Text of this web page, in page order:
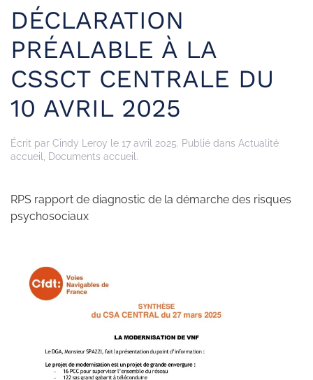
DÉCLARATION
PRÉALABLE À LA
CSSCT CENTRALE DU
10 AVRIL 2025
Écrit par Cindy Leroy le 17 avril 2025. Publié dans Actualité
accueil, Documents accueil.
RPS rapport de diagnostic de la démarche des risques
psychosociaux